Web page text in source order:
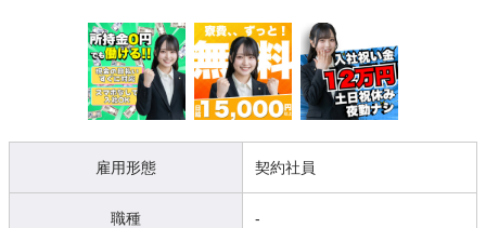
雇用形態 契約社員
職種 -